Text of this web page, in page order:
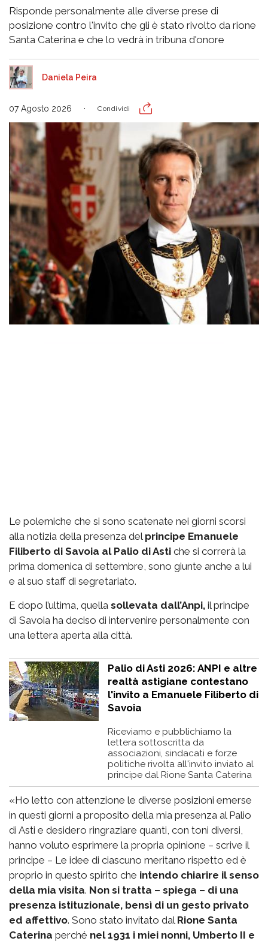
Risponde personalmente alle diverse prese di
posizione contro l'invito che gli è stato rivolto da rione
Santa Caterina e che lo vedrà in tribuna d'onore
Daniela Peira
07 Agosto 2026 Condividi
Le polemiche che si sono scatenate nei giorni scorsi
alla notizia della presenza del principe Emanuele
Filiberto di Savoia al Palio di Asti che si correrà la
prima domenica di settembre, sono giunte anche a lui
e al suo staff di segretariato.
E dopo l’ultima, quella sollevata dall’Anpi, il principe
di Savoia ha deciso di intervenire personalmente con
una lettera aperta alla città.
Palio di Asti 2026: ANPI e altre
realtà astigiane contestano
l'invito a Emanuele Filiberto di
Savoia
Riceviamo e pubblichiamo la
lettera sottoscritta da
associazioni, sindacati e forze
politiche rivolta all'invito inviato al
principe dal Rione Santa Caterina
«Ho letto con attenzione le diverse posizioni emerse
in questi giorni a proposito della mia presenza al Palio
di Asti e desidero ringraziare quanti, con toni diversi,
hanno voluto esprimere la propria opinione – scrive il
principe – Le idee di ciascuno meritano rispetto ed è
proprio in questo spirito che intendo chiarire il senso
della mia visita. Non si tratta – spiega – di una
presenza istituzionale, bensì di un gesto privato
ed affettivo. Sono stato invitato dal Rione Santa
Caterina perché nel 1931 i miei nonni, Umberto II e